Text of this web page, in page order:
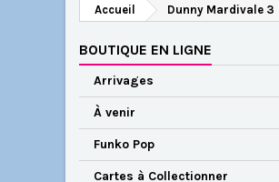
Accueil Dunny Mardivale 3
BOUTIQUE EN LIGNE
Arrivages
À venir
Funko Pop
Cartes à Collectionner